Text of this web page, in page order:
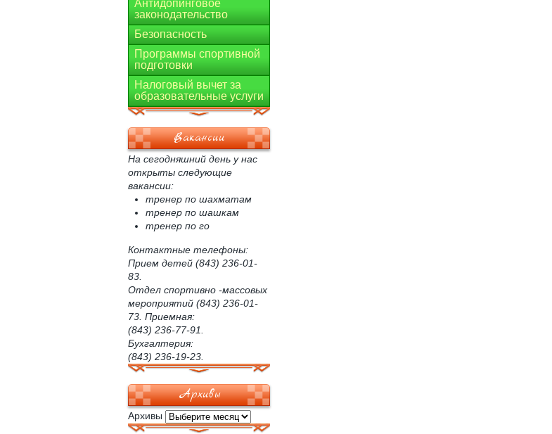
Антидопинговое
законодательство
Безопасность
Программы спортивной
подготовки
Налоговый вычет за
образовательные услуги
Вакансии
На сегодняшний день у нас
открыты следующие
вакансии:
тренер по шахматам
тренер по шашкам
тренер по го
Контактные телефоны:
Прием детей (843) 236-01-
83.
Отдел спортивно -массовых
мероприятий (843) 236-01-
73. Приемная:
(843) 236-77-91.
Бухгалтерия:
(843) 236-19-23.
Архивы
Архивы